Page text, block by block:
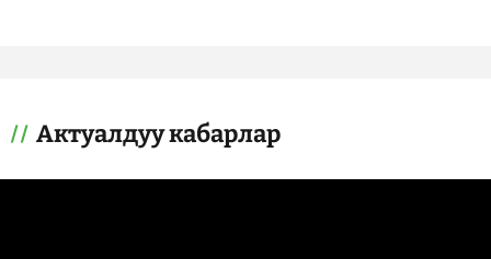
Актуалдуу кабарлар